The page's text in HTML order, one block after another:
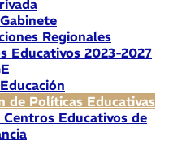
Regionales
Educativos 2023-2027
de Políticas Educativas
Centros Educativos de